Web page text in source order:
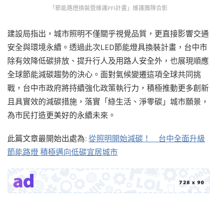
「節能路燈換裝暨維護PFI計畫」維護團隊合影
建設局指出，城市照明不僅關乎視覺品質，更直接影響交通
安全與環境永續。透過此次LED節能燈具換裝計畫，台中市
除有效降低碳排放、提升行人及用路人安全外，也展現順應
全球節能減碳趨勢的決心。面對氣候變遷這項全球共同挑
戰，台中市政府將持續強化政策執行力，積極推動更多創新
且具實效的減碳措施，落實「綠生活、淨零碳」城市願景，
為市民打造更美好的永續未來。
此篇文章最開始出處為: 從照明開始減碳！ 台中全面升級
節能路燈 積極邁向低碳宜居城市